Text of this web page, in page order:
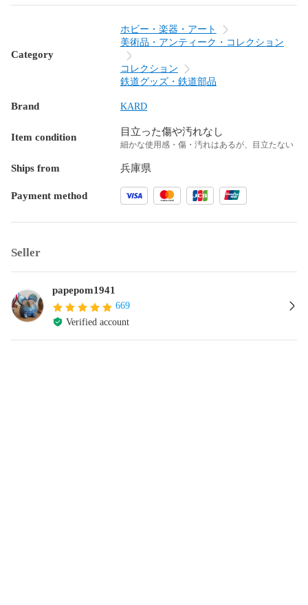
Category
ホビー・楽器・アート
美術品・アンティーク・コレクション
コレクション
鉄道グッズ・鉄道部品
Brand KARD
Item condition 目立った傷や汚れなし
細かな使用感・傷・汚れはあるが、目立たない
Ships from 兵庫県
Payment method
Seller
papepom1941
669
Verified account